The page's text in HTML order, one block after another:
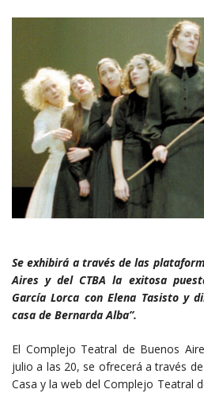
Se exhibirá a través de las
Aires y del CTBA la exitosa
García Lorca con Elena Tasisto y
casa de Bernarda Alba”.
El Complejo Teatral de Buenos
julio a las 20, se ofrecerá a través
Casa y la web del Complejo Teatral